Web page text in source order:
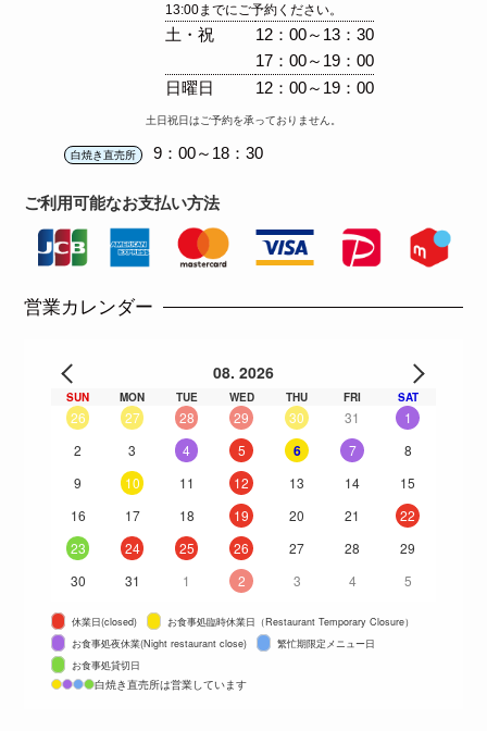
13:00までにご予約ください。
土・祝
12：00～13：30
17：00～19：00
日曜日
12：00～19：00
土日祝日はご予約を承っておりません。
白焼き直売所 9：00～18：30
ご利用可能なお支払い方法
営業カレンダー
08. 2026
SUN MON TUE WED THU FRI SAT
26 27 28 29 30 31
1
2
3 4 5 6 7
8
9
10 11 12 13 14
15
16
17 18 19 20 21
22
23
24 25 26 27 28
29
30
31 1 2 3 4 5
休業日(closed)
お食事処臨時休業日（Restaurant Temporary Closure）
お食事処夜休業(Night restaurant close)
繁忙期限定メニュー日
お食事処貸切日
白焼き直売所は営業しています